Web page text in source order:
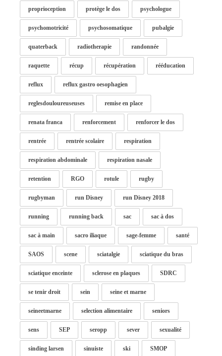
proprioception protège le dos psychologue
psychomotricité psychosomatique pubalgie
quaterback radiotherapie randonnée
raquette récup récupération rééducation
reflux reflux gastro oesophagien
reglesdouloureuseuses remise en place
renata franca renforcement renforcer le dos
rentrée rentrée scolaire respiration
respiration abdominale respiration nasale
retention RGO rotule rugby
rugbyman run Disney run Disney 2018
running running back sac sac à dos
sac à main sacro iliaque sage-femme santé
SAOS scene sciatalgie sciatique du bras
sciatique enceinte sclerose en plaques SDRC
se tenir droit sein seine et marne
seineetmarne selection alimentaire seniors
sens SEP seropp sever sexualité
sinding larsen sinuiste ski SMOP